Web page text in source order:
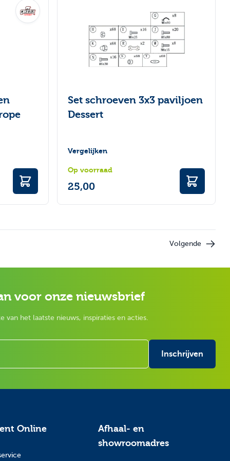
Set schroeven 3x3 paviljoen
Dessert
Vergelijken
Op voorraad
25,00
Volgende
voor onze nieuwsbrief
van het laatste nieuws, inspiraties en acties.
Inschrijven
Online
Afhaal- en
showroomadres